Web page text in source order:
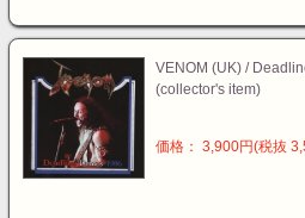
VENOM (UK) /
(collector's item)
価格： 3,900円(税抜